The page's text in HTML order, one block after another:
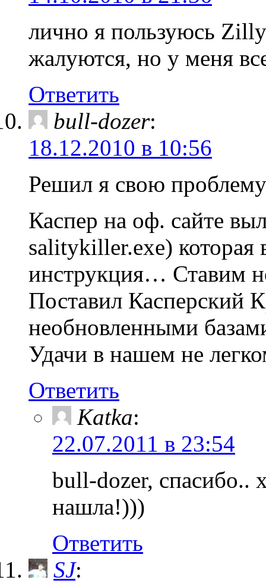
лично я пользуюсь
жалуются, но у меня
Ответить
bull-dozer:
18.12.2010 в 10:56
Решил я свою
Каспер на оф. сайте
salitykiller.exe) которая
инструкция… Ставим
Поставил Касперский
необновленными
Удачи в нашем не
Ответить
Katka:
22.07.2011 в 23:54
bull-dozer, спасибо..
нашла!)))
Ответить
SJ: